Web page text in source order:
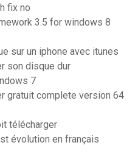
fix no
3.5 for windows 8
sur un iphone avec itunes
son disque dur
7
gratuit complete version 64
télécharger
évolution en français